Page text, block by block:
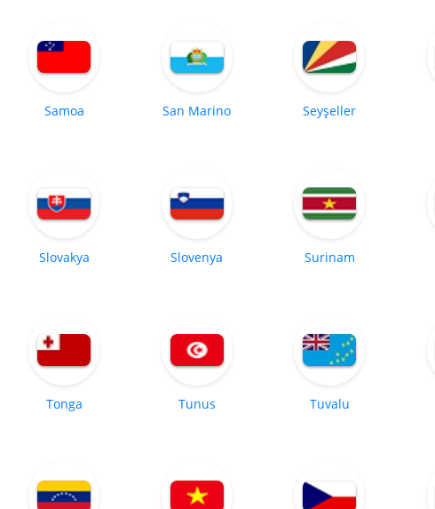
Samoa San Marino Seyşeller
Slovakya Slovenya Surinam
Tonga Tunus Tuvalu